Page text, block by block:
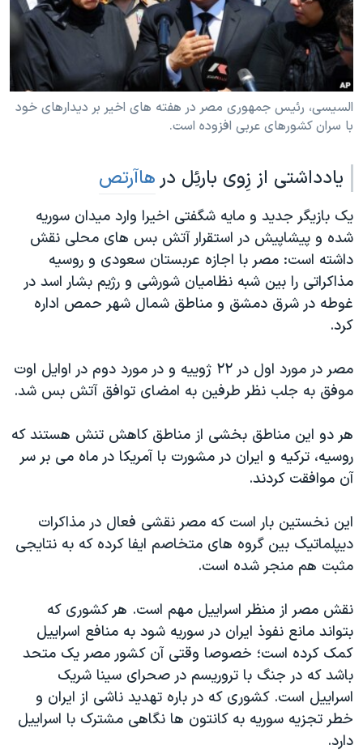
فرهنگ و زندگی
حقوق شهروندی
اقتصادی
علم و فناوری
اسرائیل در جنگ
آرشیو پخش زنده
مستندها
انتخابات ریاست جمهوری آمریکا ۲۰۲۴
حمله جمهوری اسلامی به اسرائیل
رمز مهسا
ورزش زنان در ایران
مجموعه مستندهای دادخواهی
تریبونال مردمی آبان ۹۸
دادگاه حمید نوری
چهل سال گروگان‌گیری
قانون شفافیت دارائی کادر رهبری ایران
اسرائیل در جنگ
نرگس محمدی برنده جایزه نوبل صلح
صفحه‌های ویژه
سفر پرزیدنت ترامپ به چین
دنبال کنید
زبانهای مختلف
السیسی، رئیس جمهوری مصر در هفته های اخیر بر دیدارهای خود
با سران کشورهای عربی افزوده است.
یادداشتی از زِوی بارئِل در هاآرتص
یک بازیگر جدید و مایه شگفتی اخیرا وارد میدان سوریه
شده و پیشاپیش در استقرار آتش بس های محلی نقش
داشته است: مصر با اجازه عربستان سعودی و روسیه
مذاکراتی را بین شبه نظامیان شورشی و رژیم بشار اسد در
غوطه در شرق دمشق و مناطق شمال شهر حمص اداره
کرد.
مصر در مورد اول در ۲۲ ژوییه و در مورد دوم در اوایل اوت
موفق به جلب نظر طرفین به امضای توافق آتش بس شد.
هر دو این مناطق بخشی از مناطق کاهش تنش هستند که
روسیه، ترکیه و ایران در مشورت با آمریکا در ماه می بر سر
آن موافقت کردند.
این نخستین بار است که مصر نقشی فعال در مذاکرات
دیپلماتیک بین گروه های متخاصم ایفا کرده که به نتایجی
مثبت هم منجر شده است.
نقش مصر از منظر اسراییل مهم است. هر کشوری که
بتواند مانع نفوذ ایران در سوریه شود به منافع اسراییل
کمک کرده است؛ خصوصا وقتی آن کشور مصر یک متحد
باشد که در جنگ با تروریسم در صحرای سینا شریک
اسراییل است. کشوری که در باره تهدید ناشی از ایران و
خطر تجزیه سوریه به کانتون ها نگاهی مشترک با اسراییل
دارد.